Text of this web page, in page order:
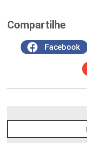
Compartilhe
Facebook